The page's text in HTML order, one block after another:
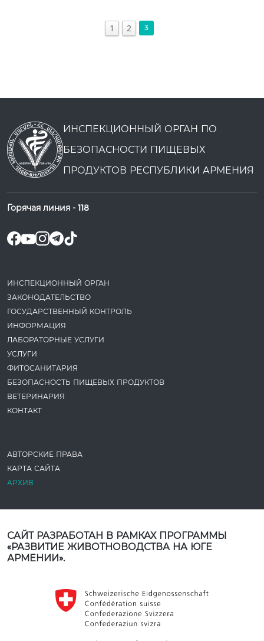
1 2 3
ИНСПЕКЦИОННЫЙ ОРГАН ПО
БЕЗОПАСНОСТИ ПИЩЕВЫХ
ПРОДУКТОВ РЕСПУБЛИКИ АРМЕНИЯ
Горячая линия - 118
ИНСПЕКЦИОННЫЙ ОРГАН
ЗАКОНОДАТЕ­ЛЬСТВО
ГОСУДАРСТВЕННЫЙ КОНТРОЛЬ
ИНФОРМАЦИЯ
ЛАБОРАТОРНЫЕ УСЛУГИ
УСЛУГИ
ФИТОСАНИТАРИЯ
БЕЗОПАСНОСТЬ ПИЩЕВЫХ ПРОДУКТОВ
ВЕТЕРИНАРИЯ
КОНТАКТ
АВТОРСКИЕ ПРАВА
КАРТА САЙТА
АРХИВ
САЙТ РАЗРАБОТАН В РАМКАХ ПРОГРАММЫ
«РАЗВИТИЕ ЖИВОТНОВОДСТВА НА ЮГЕ
АРМЕНИИ».